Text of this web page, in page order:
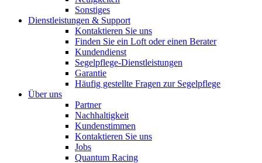
Sonstiges
Dienstleistungen & Support
Kontaktieren Sie uns
Finden Sie ein Loft oder einen Berater
Kundendienst
Segelpflege-Dienstleistungen
Garantie
Häufig gestellte Fragen zur Segelpflege
Über uns
Partner
Nachhaltigkeit
Kundenstimmen
Kontaktieren Sie uns
Jobs
Quantum Racing